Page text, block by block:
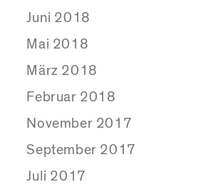
Juni 2018
Mai 2018
März 2018
Februar 2018
November 2017
September 2017
Juli 2017